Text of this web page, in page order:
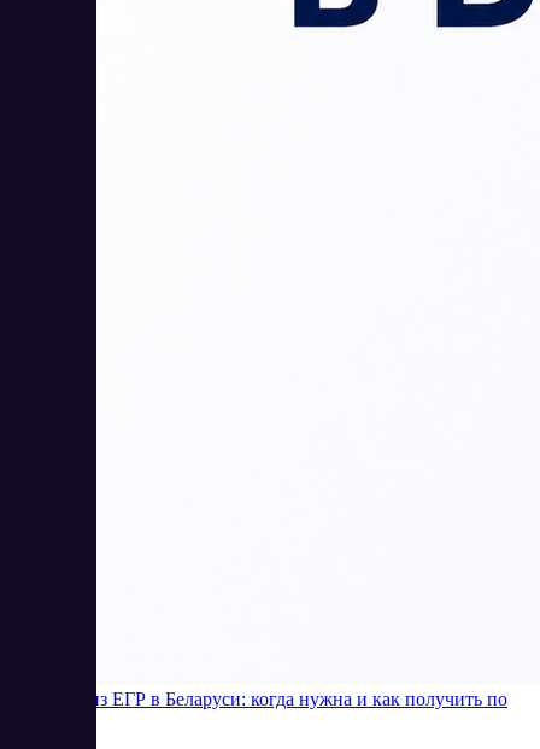
Выписка из ЕГР в Беларуси: когда нужна и как получить по